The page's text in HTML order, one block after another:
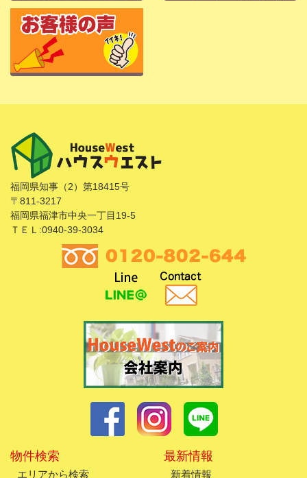
福岡県知事（2）第18415号
〒811-3217
福岡県福津市中央一丁目19-5
ＴＥＬ:0940-39-3034
物件検索
エリアから検索
最新情報
新着情報